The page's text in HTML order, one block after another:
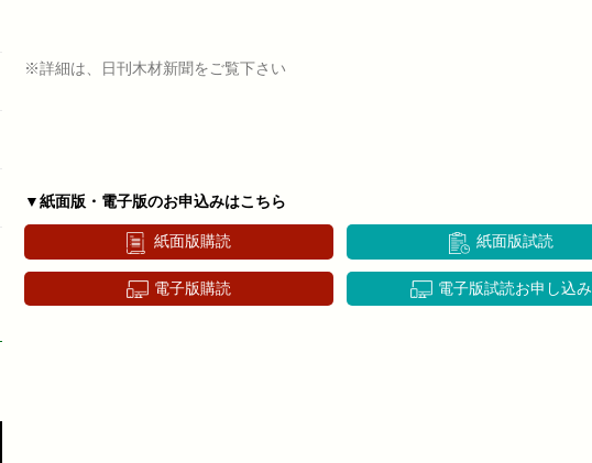
※詳細は、日刊木材新聞をご覧下さい
▼紙面版・電子版のお申込みはこちら
紙面版購読 紙面版試読
電子版購読 電子版試読お申し込み